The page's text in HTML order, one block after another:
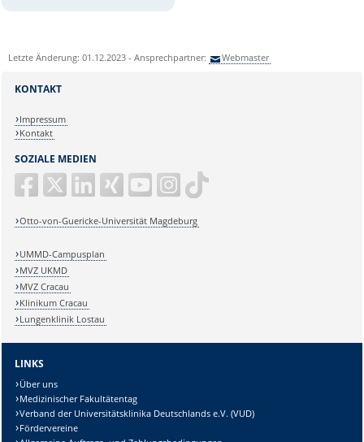
Letzte Änderung: 01.12.2023 - Ansprechpartner: Webmaster
SOZIALE MEDIEN
Otto-von-Guericke-Universität Magdeburg
KONTAKT
Impressum
Kontakt
UMMD-Campusplan
MVZ UKMD
MVZ Cracau
Klinikum Cracau
Lungenklinik Lostau
LINKS
Über uns
Medizinischer Fakultätentag
Verband der Universitätsklinika Deutschlands e.V. (VUD)
Fördervereine